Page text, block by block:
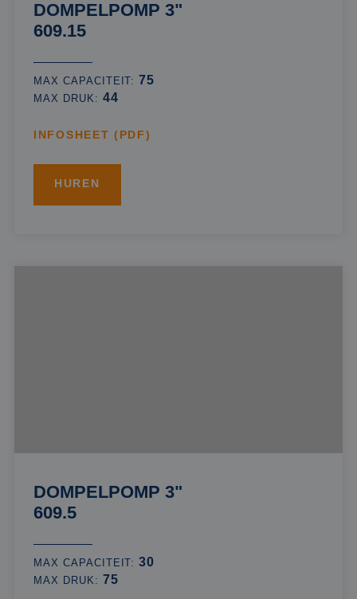
DOMPELPOMP 3"
609.15
MAX CAPACITEIT: 75
MAX DRUK: 44
INFOSHEET (PDF)
HUREN
DOMPELPOMP 3"
609.5
MAX CAPACITEIT:30
MAX DRUK: 75